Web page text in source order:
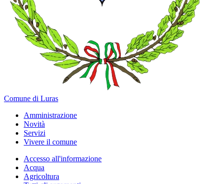
Comune di Luras
Amministrazione
Novità
Servizi
Vivere il comune
Accesso all'informazione
Acqua
Agricoltura